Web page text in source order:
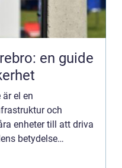
en guide
el en
och
enheter till att driva
betydelse